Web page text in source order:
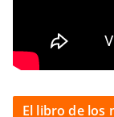
El libro de los